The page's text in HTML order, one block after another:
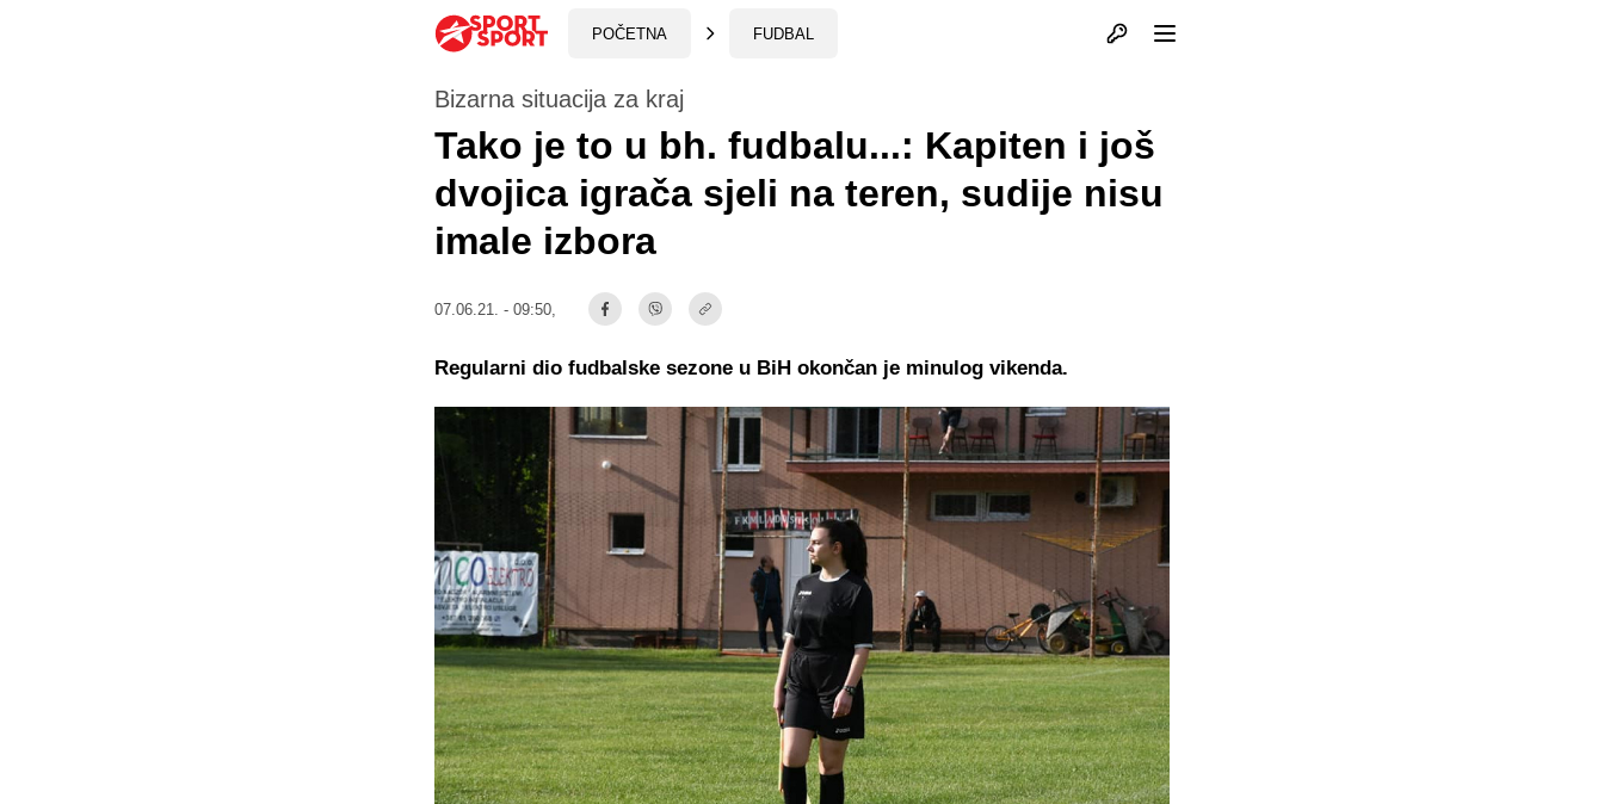
POČETNA FUDBAL Otvori profil
Bizarna situacija za kraj
Tako je to u bh. fudbalu...: Kapiten i još
dvojica igrača sjeli na teren, sudije nisu
imale izbora
07.06.21. - 09:50,
Regularni dio fudbalske sezone u BiH okončan je minulog vikenda.